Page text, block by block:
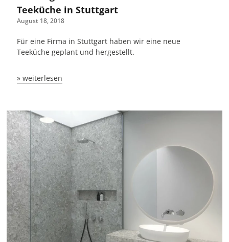
Teeküche in Stuttgart
August 18, 2018
Für eine Firma in Stuttgart haben wir eine neue
Teeküche geplant und hergestellt.
» weiterlesen